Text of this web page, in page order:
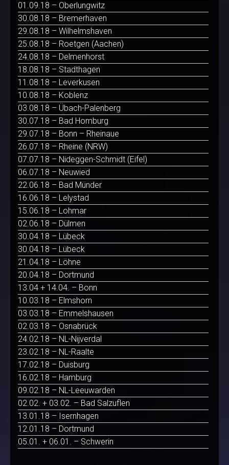
01.09.18 – Oberlungwitz
30.08.18 – Bremerhaven
29.08.18 – Wilhelmshaven
25.08.18 – Roetgen (Aachen)
24.08.18 – Delmenhorst
18.08.18 – Stadthagen
11.08.18 – Leverkusen
10.08.18 – Koblenz
03.08.18 – Übach-Palenberg
30.07.18 – Bad Homburg
29.07.18 – Bonn – Rheinaue
26.07.18 – Rheine (NRW)
07.07.18 – Nideggen-Schmidt (Eifel)
06.07.18 – Neuwied
22.06.18 – Bad Münder
16.06.18 – Lelystad
15.06.18 – Lohmar
02.06.18 – Dülmen
30.04.18 – Lübeck
30.04.18 – Lübeck
21.04.18 – Löhne
20.04.18 – Dortmund
13.04 + 14.04. – Bonn
10.03.18 – Elmshorn
03.03.18 – Emmelshausen
02.03.18 – Osnabrück
24.02.18 – NL-Nijverdal
23.02.18 – NL-Raalte
17.02.18 – Duisburg
16.02.18 – Hamburg
09.02.18 – NL-Leeuwarden
02.02. + 03.02. – Bad Salzuflen
13.01.18 – Isernhagen
12.01.18 – Dortmund
05.01. + 06.01. – Schwerin